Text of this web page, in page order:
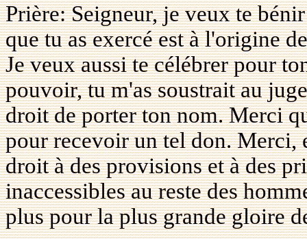
Prière: Seigneur, je veux te
que tu as exercé est à l'origine
Je veux aussi te célébrer pour
pouvoir, tu m'as soustrait au
droit de porter ton nom. Merci
pour recevoir un tel don. Merci,
droit à des provisions et à des
inaccessibles au reste des
plus pour la plus grande gloire